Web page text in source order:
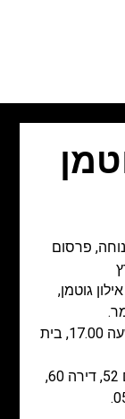
, פרסום
גוטמן,
ההלוויה תתקיים ביום ג' ה- 13.08.19, בשעה 17.00, בית
יושבים שבעה בבית מוזס, דרך בית לחם 52, דירה 60,